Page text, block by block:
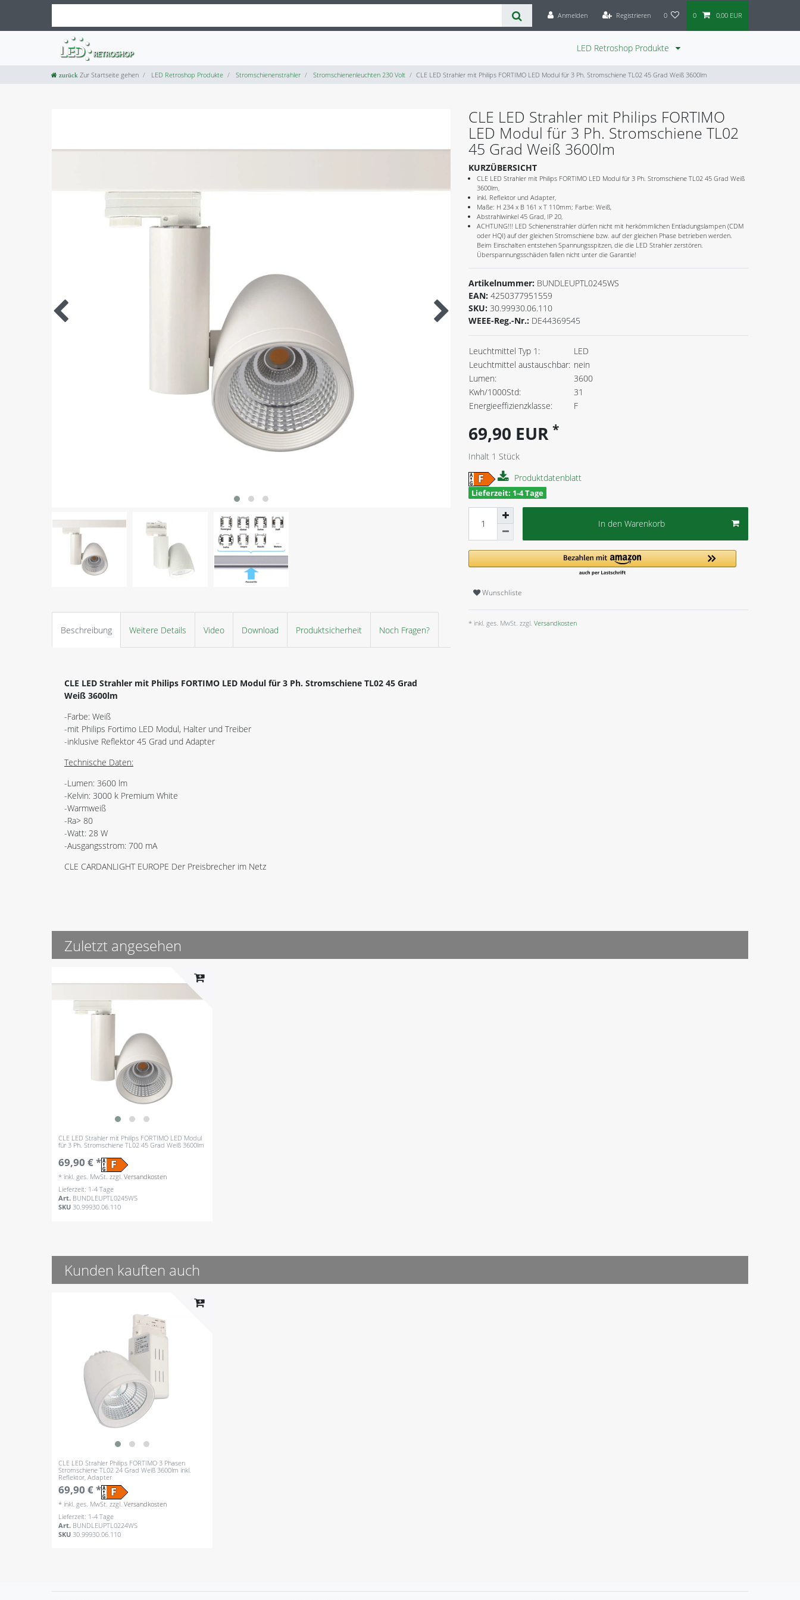
Anmelden Registrieren 0 0 0,00 EUR
LED Retroshop Produkte
Zur Startseite gehen LED Retroshop Produkte Stromschienenstrahler Stromschienenleuchten 230 Volt CLE LED Strahler mit Philips FORTIMO LED Modul für 3 Ph. Stromschiene TL02 45 Grad Weiß 3600lm
Beschreibung Weitere Details Video Download Produktsicherheit Noch Fragen?
CLE LED Strahler mit Philips FORTIMO LED Modul für 3 Ph. Stromschiene TL02 45 Grad
Weiß 3600lm
-Farbe: Weiß
-mit Philips Fortimo LED Modul, Halter und Treiber
-inklusive Reflektor 45 Grad und Adapter
Technische Daten:
-Lumen: 3600 lm
-Kelvin: 3000 k Premium White
-Warmweiß
-Ra> 80
-Watt: 28 W
-Ausgangsstrom: 700 mA
CLE CARDANLIGHT EUROPE Der Preisbrecher im Netz
CLE LED Strahler mit Philips FORTIMO
LED Modul für 3 Ph. Stromschiene TL02
45 Grad Weiß 3600lm
KURZÜBERSICHT
CLE LED Strahler mit Philips FORTIMO LED Modul für 3 Ph. Stromschiene TL02 45 Grad Weiß
3600lm,
inkl. Reflektor und Adapter,
Maße: H 234 x B 161 x T 110mm; Farbe: Weiß,
Abstrahlwinkel 45 Grad, IP 20,
ACHTUNG!!! LED Schienenstrahler dürfen nicht mit herkömmlichen Entladungslampen (CDM
oder HQI) auf der gleichen Stromschiene bzw. auf der gleichen Phase betrieben werden.
Beim Einschalten entstehen Spannungsspitzen, die die LED Strahler zerstören.
Überspannungsschäden fallen nicht unter die Garantie!
Artikelnummer: BUNDLEUPTL0245WS
EAN: 4250377951559
SKU: 30.99930.06.110
WEEE-Reg.-Nr.: DE44369545
Leuchtmittel Typ 1:
LED
Leuchtmittel austauschbar: nein
Lumen:
3600
Kwh/1000Std:
31
Energieeffizienzklasse:
F
69,90 EUR *
Inhalt 1 Stück
Produktdatenblatt
Lieferzeit: 1-4 Tage
In den Warenkorb
Wunschliste
* inkl. ges. MwSt. zzgl. Versandkosten
Zuletzt angesehen
CLE LED Strahler mit Philips FORTIMO LED Modul
für 3 Ph. Stromschiene TL02 45 Grad Weiß 3600lm
69,90 € *
* inkl. ges. MwSt. zzgl.Versandkosten
Lieferzeit: 1-4 Tage
Art. BUNDLEUPTL0245WS
SKU 30.99930.06.110
Kunden kauften auch
CLE LED Strahler Philips FORTIMO 3 Phasen
Stromschiene TL02 24 Grad Weiß 3600lm inkl.
Reflektor, Adapter
69,90 € *
* inkl. ges. MwSt. zzgl.Versandkosten
Lieferzeit: 1-4 Tage
Art. BUNDLEUPTL0224WS
SKU 30.99930.06.110